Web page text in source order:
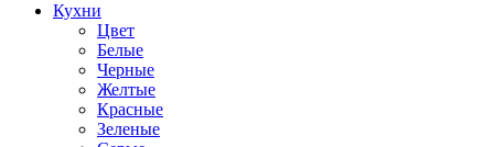
Кухни
Цвет
Белые
Черные
Желтые
Красные
Зеленые